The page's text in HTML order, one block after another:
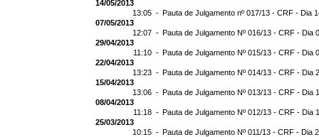
14/05/2013
13:05 - Pauta de Julgamento nº 017/13 - CRF - Dia
07/05/2013
12:07 - Pauta de Julgamento Nº 016/13 - CRF - Dia
29/04/2013
11:10 - Pauta de Julgamento Nº 015/13 - CRF - Dia
22/04/2013
13:23 - Pauta de Julgamento Nº 014/13 - CRF - Dia
15/04/2013
13:06 - Pauta de Julgamento Nº 013/13 - CRF - Dia
08/04/2013
11:18 - Pauta de Julgamento Nº 012/13 - CRF - Dia
25/03/2013
10:15 - Pauta de Julgamento Nº 011/13 - CRF - Dia